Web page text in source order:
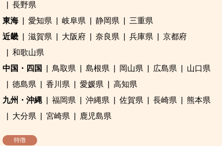
長野県
東海
愛知県 岐阜県 静岡県
三重県
近畿
滋賀県 大阪府 奈良県 兵庫県
京都府
和歌山県
中国・四国
鳥取県 島根県 岡山県 広島県
山口県
徳島県
香川県 愛媛県
高知県
九州・沖縄
福岡県 沖縄県 佐賀県 長崎県
熊本県
大分県
宮崎県 鹿児島県
特徴